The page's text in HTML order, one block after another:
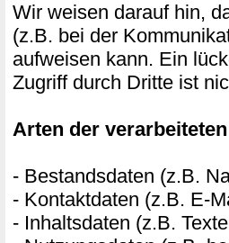
Wir weisen darauf hin,
(z.B. bei der
aufweisen kann. Ein
Zugriff durch Dritte ist
Arten der
- Bestandsdaten (z.B.
- Kontaktdaten (z.B. E-
- Inhaltsdaten (z.B.